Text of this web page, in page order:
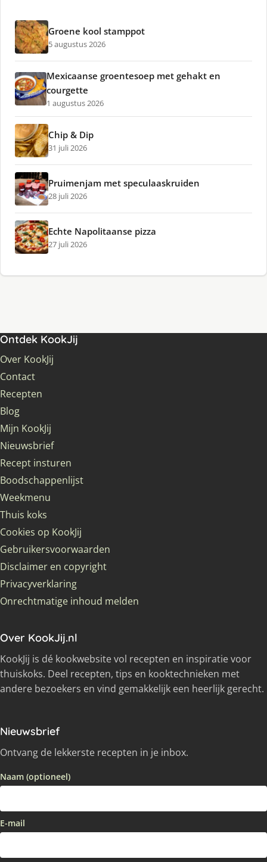
Groene kool stamppot
5 augustus 2026
Mexicaanse groentesoep met gehakt en
courgette
1 augustus 2026
Chip & Dip
31 juli 2026
Pruimenjam met speculaaskruiden
28 juli 2026
Echte Napolitaanse pizza
27 juli 2026
Ontdek KookJij
Over KookJij
Contact
Recepten
Blog
Mijn KookJij
Nieuwsbrief
Recept insturen
Boodschappenlijst
Weekmenu
Thuis koks
Cookies op KookJij
Gebruikersvoorwaarden
Disclaimer en copyright
Privacyverklaring
Onrechtmatige inhoud melden
Over KookJij.nl
KookJij is dé kookwebsite vol recepten en inspiratie voor
thuiskoks. Deel recepten, tips en kooktechnieken met
andere bezoekers en vind gemakkelijk een heerlijk gerecht.
Nieuwsbrief
Ontvang de lekkerste recepten in je inbox.
Naam (optioneel)
E-mail